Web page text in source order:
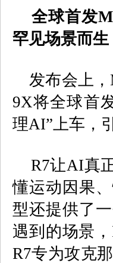
全球首发
罕见场景而生
发布会上，
9X将全球首
理AI”上车，
R7让AI真
懂运动因果
型还提供了
遇到的场景，
R7专为攻克那